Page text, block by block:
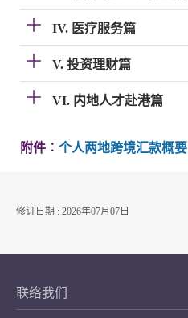
IV. 医疗服务篇
V. 投资理财篇
VI. 内地人才赴港篇
附件︰ 个人两地跨境汇款概要
修订日期 : 2026年07月07日
联络我们